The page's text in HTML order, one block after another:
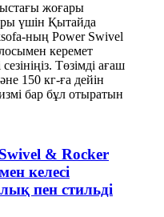
жоғары
үшін Қытайда
ның Power Swivel
керемет
Төзімді ағаш
150 кг-ға дейін
бар бұл отыратын
& Rocker
келесі
пен стильді